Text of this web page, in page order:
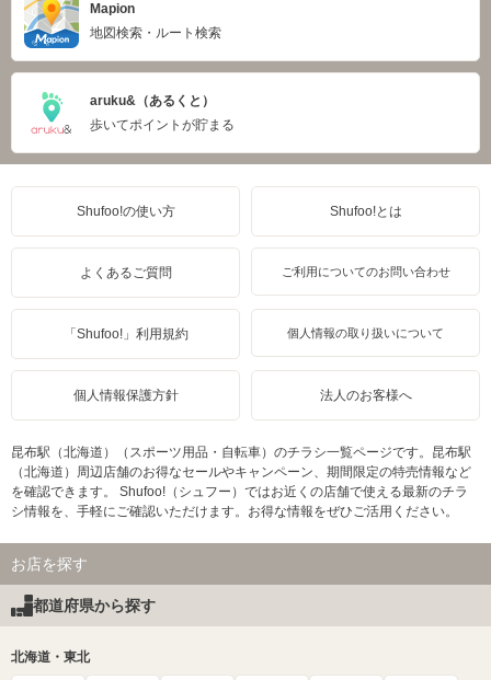
Mapion
地図検索・ルート検索
aruku&（あるくと）
歩いてポイントが貯まる
Shufoo!の使い方 Shufoo!とは
よくあるご質問 ご利用についてのお問い合わせ
「Shufoo!」利用規約 個人情報の取り扱いについて
個人情報保護方針 法人のお客様へ
昆布駅（北海道）（スポーツ用品・自転車）のチラシ一覧ページです。昆布駅
（北海道）周辺店舗のお得なセールやキャンペーン、期間限定の特売情報など
を確認できます。 Shufoo!（シュフー）ではお近くの店舗で使える最新のチラ
シ情報を、手軽にご確認いただけます。お得な情報をぜひご活用ください。
お店を探す
都道府県から探す
北海道・東北